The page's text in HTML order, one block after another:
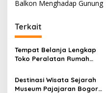
Balkon Menghadap Gunung
Terkait
Tempat Belanja Lengkap
Toko Peralatan Rumah
di Yasmin
Destinasi Wisata Sejarah
Museum Pajajaran Bogor